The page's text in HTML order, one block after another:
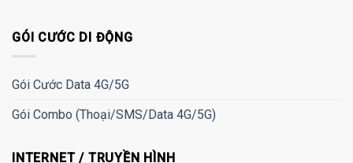
GÓI CƯỚC DI ĐỘNG
Gói Cước Data 4G/5G
Gói Combo (Thoại/SMS/Data 4G/5G)
INTERNET / TRUYỀN HÌNH